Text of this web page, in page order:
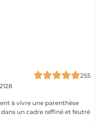
255
à vivre une parenthèse